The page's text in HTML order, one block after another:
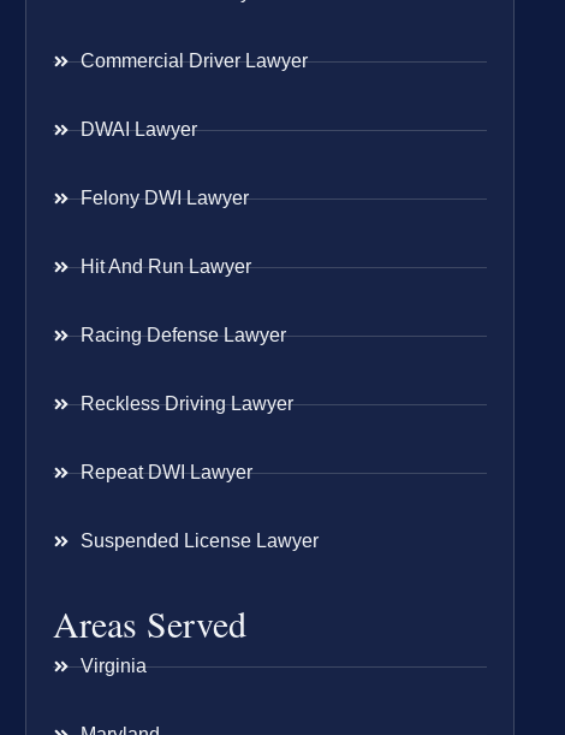
Commercial Driver Lawyer
DWAI Lawyer
Felony DWI Lawyer
Hit And Run Lawyer
Racing Defense Lawyer
Reckless Driving Lawyer
Repeat DWI Lawyer
Suspended License Lawyer
Areas Served
Virginia